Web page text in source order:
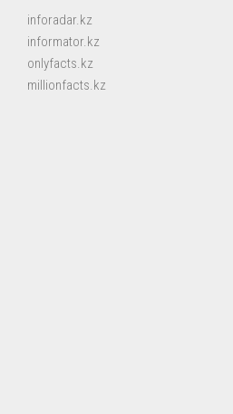
inforadar.kz
informator.kz
onlyfacts.kz
millionfacts.kz